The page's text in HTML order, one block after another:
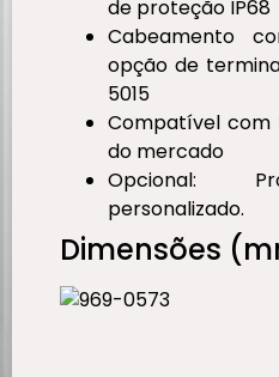
de proteção IP68
Cabeamento
opção de
5015
Compatível com
do mercado
Opcional:
personalizado.
Dimensões